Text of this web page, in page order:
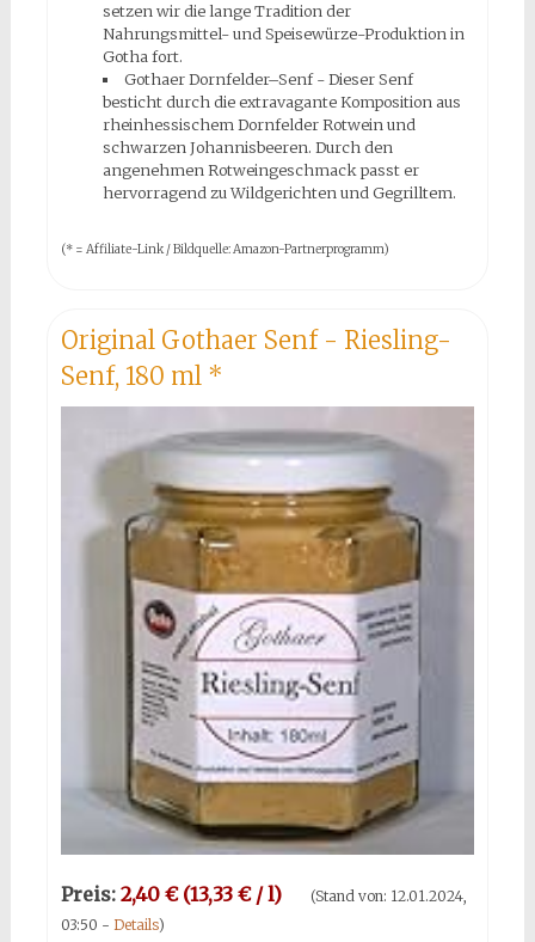
setzen wir die lange Tradition der
Nahrungsmittel- und Speisewürze-Produktion in
Gotha fort.
Gothaer Dornfelder–Senf - Dieser Senf
besticht durch die extravagante Komposition aus
rheinhessischem Dornfelder Rotwein und
schwarzen Johannisbeeren. Durch den
angenehmen Rotweingeschmack passt er
hervorragend zu Wildgerichten und Gegrilltem.
(* = Affiliate-Link / Bildquelle: Amazon-Partnerprogramm)
Original Gothaer Senf - Riesling-
Senf, 180 ml *
Preis: 2,40 € (13,33 € / l)
(Stand von: 12.01.2024,
03:50 - Details)